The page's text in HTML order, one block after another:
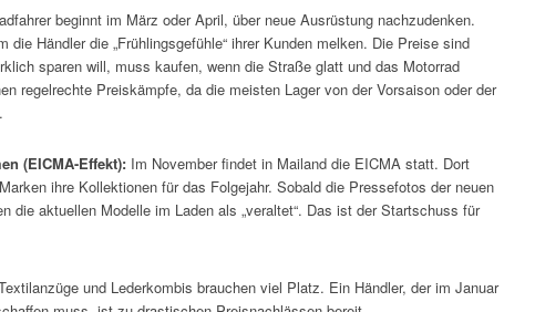
beginnt im März oder April, über neue Ausrüstung nachzudenken.
die Händler die „Frühlingsgefühle“ ihrer Kunden melken. Die Preise sind
sparen will, muss kaufen, wenn die Straße glatt und das Motorrad
regelrechte Preiskämpfe, da die meisten Lager von der Vorsaison oder der
(EICMA-Effekt): Im November findet in Mailand die EICMA statt. Dort
ihre Kollektionen für das Folgejahr. Sobald die Pressefotos der neuen
die aktuellen Modelle im Laden als „veraltet“. Das ist der Startschuss für
und Lederkombis brauchen viel Platz. Ein Händler, der im Januar